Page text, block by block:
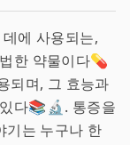
에 사용되는,
한 약물이다💊
되며, 그 효능과
다📚🔬. 통증을
기는 누구나 한